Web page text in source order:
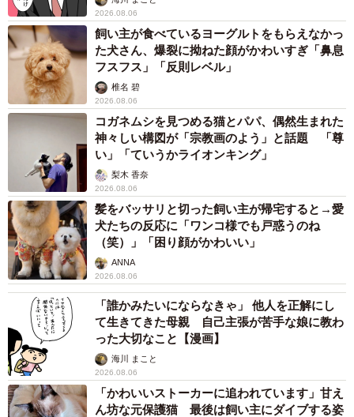
2026.08.06
飼い主が食べているヨーグルトをもらえなかっ
た犬さん、爆裂に拗ねた顔がかわいすぎ「鼻息
フスフス」「反則レベル」
椎名 碧
2026.08.06
コガネムシを見つめる猫とパパ、偶然生まれた
神々しい構図が「宗教画のよう」と話題 「尊
い」「ていうかライオンキング」
梨木 香奈
2026.08.06
髪をバッサリと切った飼い主が帰宅すると→愛
犬たちの反応に「ワンコ様でも戸惑うのね
（笑）」「困り顔がかわいい」
ANNA
2026.08.06
「誰かみたいにならなきゃ」 他人を正解にし
て生きてきた母親 自己主張が苦手な娘に教わ
った大切なこと【漫画】
海川 まこと
2026.08.06
「かわいいストーカーに追われています」甘え
ん坊な元保護猫 最後は飼い主にダイブする姿